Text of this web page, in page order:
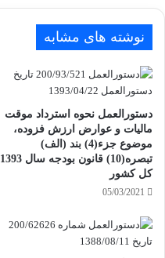
نوشته های مشابه
دستورالعمل نحوه استرداد موقت
مالیات و عوارض ارزش فزوده،
موضوع جزء(4) بند (الف)
تبصره(10) قانون بودجه سال 1393
کل کشور
05/03/2021